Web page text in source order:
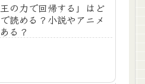
王の力で回帰する」はど
読める？小説やアニメ
る？